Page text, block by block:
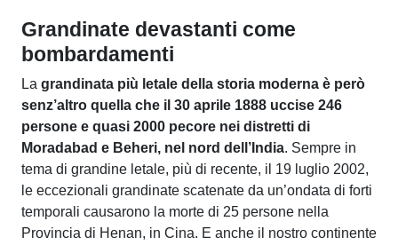
Grandinate devastanti come
bombardamenti
La grandinata più letale della storia moderna è però
senz’altro quella che il 30 aprile 1888 uccise 246
persone e quasi 2000 pecore nei distretti di
Moradabad e Beheri, nel nord dell’India. Sempre in
tema di grandine letale, più di recente, il 19 luglio 2002,
le eccezionali grandinate scatenate da un’ondata di forti
temporali causarono la morte di 25 persone nella
Provincia di Henan, in Cina. E anche il nostro continente